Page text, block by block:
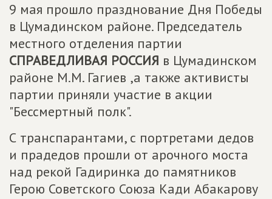
9 мая прошло празднование Дня Победы
в Цумадинском районе. Председатель
местного отделения партии
СПРАВЕДЛИВАЯ РОССИЯ в Цумадинском
районе М.М. Гагиев ,а также активисты
партии приняли участие в акции
"Бессмертный полк".
С транспарантами, с портретами дедов
и прадедов прошли от арочного моста
над рекой Гадиринка до памятников
Герою Советского Союза Кади Абакарову